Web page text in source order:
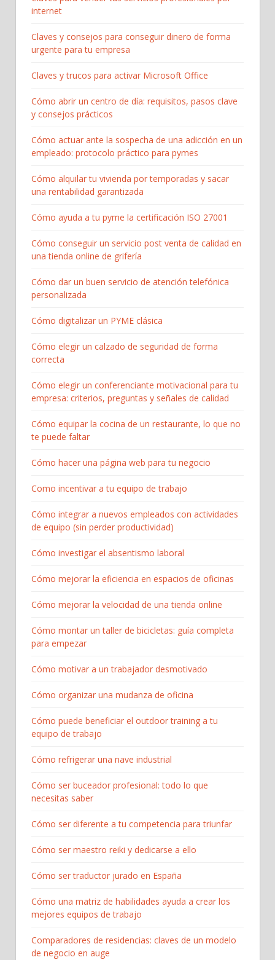
internet
Claves y consejos para conseguir dinero de forma
urgente para tu empresa
Claves y trucos para activar Microsoft Office
Cómo abrir un centro de día: requisitos, pasos clave
y consejos prácticos
Cómo actuar ante la sospecha de una adicción en un
empleado: protocolo práctico para pymes
Cómo alquilar tu vivienda por temporadas y sacar
una rentabilidad garantizada
Cómo ayuda a tu pyme la certificación ISO 27001
Cómo conseguir un servicio post venta de calidad en
una tienda online de grifería
Cómo dar un buen servicio de atención telefónica
personalizada
Cómo digitalizar un PYME clásica
Cómo elegir un calzado de seguridad de forma
correcta
Cómo elegir un conferenciante motivacional para tu
empresa: criterios, preguntas y señales de calidad
Cómo equipar la cocina de un restaurante, lo que no
te puede faltar
Cómo hacer una página web para tu negocio
Como incentivar a tu equipo de trabajo
Cómo integrar a nuevos empleados con actividades
de equipo (sin perder productividad)
Cómo investigar el absentismo laboral
Cómo mejorar la eficiencia en espacios de oficinas
Cómo mejorar la velocidad de una tienda online
Cómo montar un taller de bicicletas: guía completa
para empezar​
Cómo motivar a un trabajador desmotivado
Cómo organizar una mudanza de oficina
Cómo puede beneficiar el outdoor training a tu
equipo de trabajo
Cómo refrigerar una nave industrial
Cómo ser buceador profesional: todo lo que
necesitas saber
Cómo ser diferente a tu competencia para triunfar
Cómo ser maestro reiki y dedicarse a ello
Cómo ser traductor jurado en España
Cómo una matriz de habilidades ayuda a crear los
mejores equipos de trabajo
Comparadores de residencias: claves de un modelo
de negocio en auge